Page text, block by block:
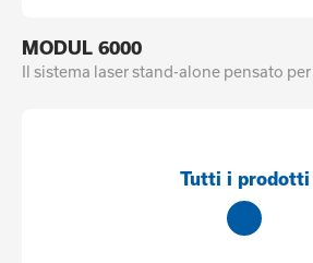
MODUL 6000
Il sistema laser stand-alone pensato
Tutti i prodotti